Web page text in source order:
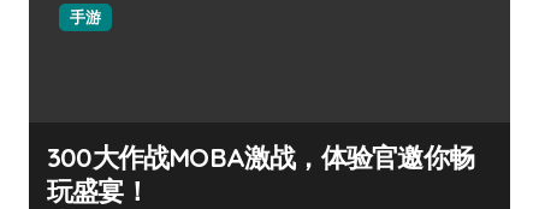
手游
300大作战MOBA激战，体验官邀你畅
玩盛宴！